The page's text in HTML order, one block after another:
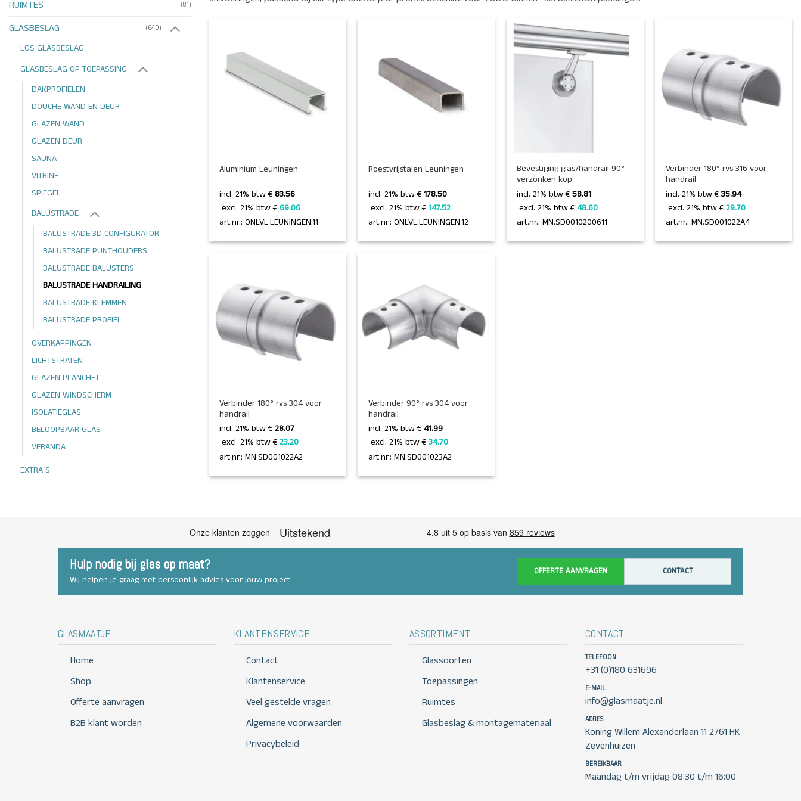
RUIMTES (81)
GLASBESLAG (640)
LOS GLASBESLAG
GLASBESLAG OP TOEPASSING
DAKPROFIELEN
DOUCHE WAND EN DEUR
GLAZEN WAND
GLAZEN DEUR
SAUNA
VITRINE
SPIEGEL
BALUSTRADE
BALUSTRADE 3D CONFIGURATOR
BALUSTRADE PUNTHOUDERS
BALUSTRADE BALUSTERS
BALUSTRADE HANDRAILING
BALUSTRADE KLEMMEN
BALUSTRADE PROFIEL
OVERKAPPINGEN
LICHTSTRATEN
GLAZEN PLANCHET
GLAZEN WINDSCHERM
ISOLATIEGLAS
BELOOPBAAR GLAS
VERANDA
EXTRA´S
Aluminium Leuningen
incl. 21% btw €83.56
excl. 21% btw € 69.06
art.nr.: ONLVL.LEUNINGEN.11
Roestvrijstalen Leuningen
incl. 21% btw € 178.50
excl. 21% btw € 147.52
art.nr.: ONLVL.LEUNINGEN.12
Bevestiging glas/handrail 90° –
verzonken kop
incl. 21% btw €58.81
excl. 21% btw € 48.60
art.nr.: MN.SD0010200611
Verbinder 180° rvs 316 voor
handrail
incl. 21% btw € 35.94
excl. 21% btw € 29.70
art.nr.: MN.SD001022A4
Verbinder 180° rvs 304 voor
handrail
incl. 21% btw €28.07
excl. 21% btw € 23.20
art.nr.: MN.SD001022A2
Verbinder 90° rvs 304 voor
handrail
incl. 21% btw € 41.99
excl. 21% btw € 34.70
art.nr.: MN.SD001023A2
Hulp nodig bij glas op maat?
Wij helpen je graag met persoonlijk advies voor jouw project.
OFFERTE AANVRAGEN CONTACT
GLASMAATJE
Home
Shop
Offerte aanvragen
B2B klant worden
KLANTENSERVICE
Contact
Klantenservice
Veel gestelde vragen
Algemene voorwaarden
Privacybeleid
ASSORTIMENT
Glassoorten
Toepassingen
Ruimtes
Glasbeslag & montagemateriaal
CONTACT
TELEFOON
+31 (0)180 631696
E-MAIL
info@glasmaatje.nl
ADRES
Koning Willem Alexanderlaan 11 2761 HK
Zevenhuizen
BEREIKBAAR
Maandag t/m vrijdag 08:30 t/m 16:00